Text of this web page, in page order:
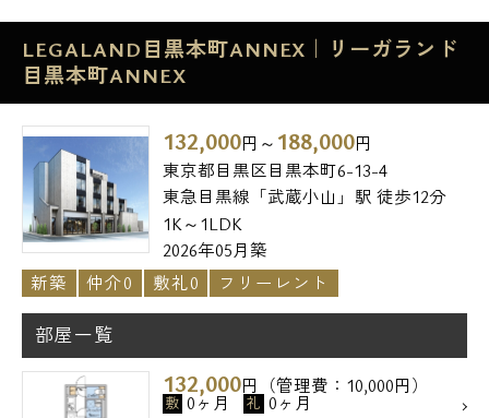
LEGALAND目黒本町ANNEX｜リーガランド
目黒本町ANNEX
132,000円～ 188,000円
東京都目黒区目黒本町6-13-4
東急目黒線「武蔵小山」駅 徒歩12分
1K～1LDK
2026年05月築
新築
仲介0 敷礼0 フリーレント
部屋一覧
132,000円（管理費：10,000円）
敷 0ヶ月 礼 0ヶ月